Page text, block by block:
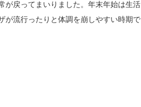
戻ってまいりました。年末年始は生活
が流行ったりと体調を崩しやすい時期で